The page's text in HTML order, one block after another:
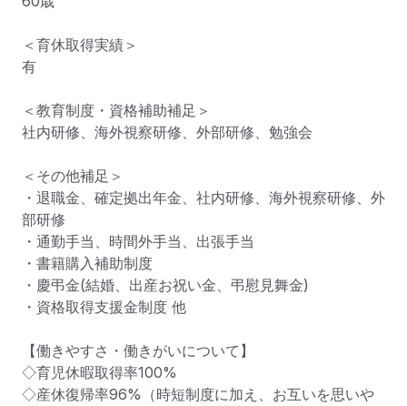
＜育休取得実績＞
有
＜教育制度・資格補助補足＞
社内研修、海外視察研修、外部研修、勉強会
＜その他補足＞
・退職金、確定拠出年金、社内研修、海外視察研修、外
部研修
・通勤手当、時間外手当、出張手当
・書籍購入補助制度
・慶弔金(結婚、出産お祝い金、弔慰見舞金)
・資格取得支援金制度 他
【働きやすさ・働きがいについて】
◇育児休暇取得率100%
◇産休復帰率96%（時短制度に加え、お互いを思いや